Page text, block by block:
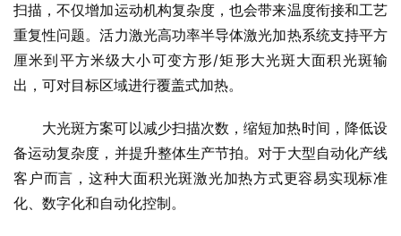
扫描，不仅增加运动机构复杂度，也会带来温度衔接和工艺
重复性问题。活力激光高功率半导体激光加热系统支持平方
厘米到平方米级大小可变方形/矩形大光斑大面积光斑输
出，可对目标区域进行覆盖式加热。
大光斑方案可以减少扫描次数，缩短加热时间，降低设
备运动复杂度，并提升整体生产节拍。对于大型自动化产线
客户而言，这种大面积光斑激光加热方式更容易实现标准
化、数字化和自动化控制。